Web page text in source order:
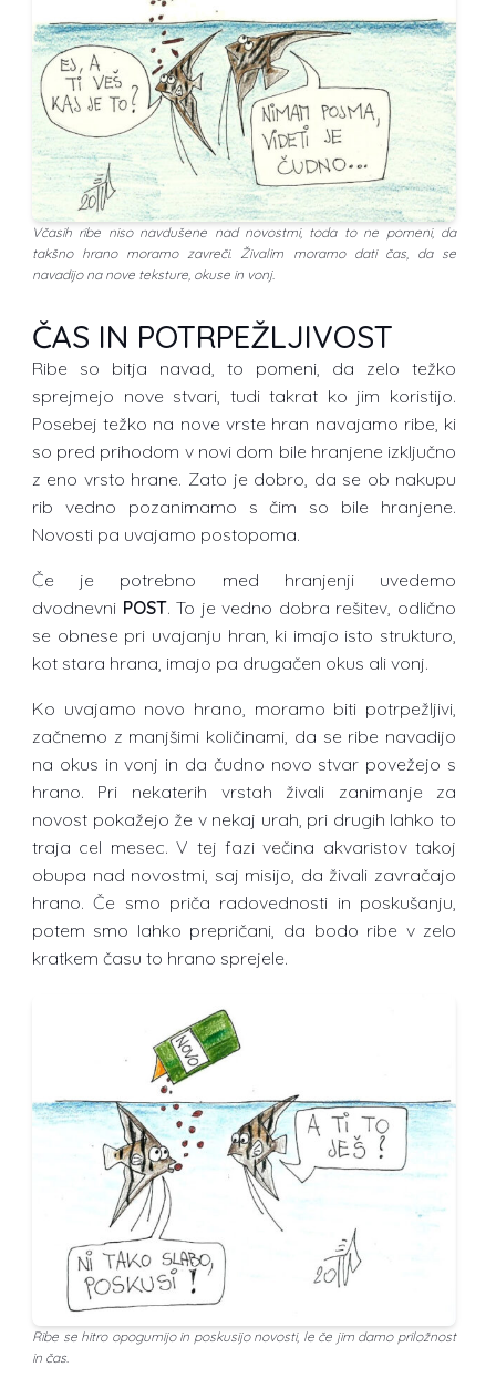
Včasih ribe niso navdušene nad novostmi, toda to ne pomeni, da
takšno hrano moramo zavreči. Živalim moramo dati čas, da se
navadijo na nove teksture, okuse in vonj.
ČAS IN POTRPEŽLJIVOST
Ribe so bitja navad, to pomeni, da zelo težko
sprejmejo nove stvari, tudi takrat ko jim koristijo.
Posebej težko na nove vrste hran navajamo ribe, ki
so pred prihodom v novi dom bile hranjene izključno
z eno vrsto hrane. Zato je dobro, da se ob nakupu
rib vedno pozanimamo s čim so bile hranjene.
Novosti pa uvajamo postopoma.
Če je potrebno med hranjenji uvedemo
dvodnevni POST. To je vedno dobra rešitev, odlično
se obnese pri uvajanju hran, ki imajo isto strukturo,
kot stara hrana, imajo pa drugačen okus ali vonj.
Ko uvajamo novo hrano, moramo biti potrpežljivi,
začnemo z manjšimi količinami, da se ribe navadijo
na okus in vonj in da čudno novo stvar povežejo s
hrano. Pri nekaterih vrstah živali zanimanje za
novost pokažejo že v nekaj urah, pri drugih lahko to
traja cel mesec. V tej fazi večina akvaristov takoj
obupa nad novostmi, saj misijo, da živali zavračajo
hrano. Če smo priča radovednosti in poskušanju,
potem smo lahko prepričani, da bodo ribe v zelo
kratkem času to hrano sprejele.
Ribe se hitro opogumijo in poskusijo novosti, le če jim damo priložnost
in čas.